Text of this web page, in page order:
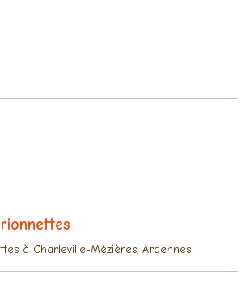
à Charleville-Mézières, Ardennes